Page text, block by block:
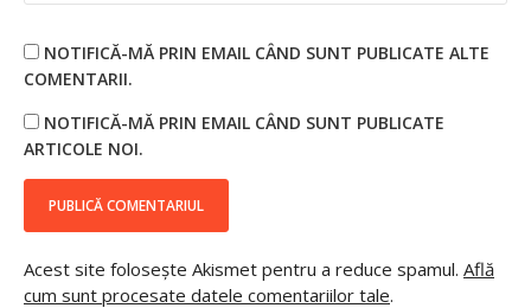
NOTIFICĂ-MĂ PRIN EMAIL CÂND SUNT PUBLICATE ALTE
COMENTARII.
NOTIFICĂ-MĂ PRIN EMAIL CÂND SUNT PUBLICATE
ARTICOLE NOI.
Acest site folosește Akismet pentru a reduce spamul. Află
cum sunt procesate datele comentariilor tale.